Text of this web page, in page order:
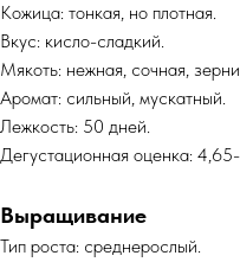
Кожица: тонкая, но плотная.
Вкус: кисло-сладкий.
Мякоть: нежная, сочная,
Аромат: сильный, мускатный.
Лежкость: 50 дней.
Дегустационная оценка:
Выращивание
Тип роста: среднерослый.